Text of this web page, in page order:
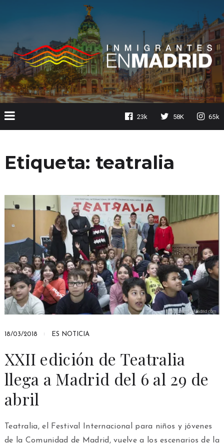
23k 58K 65k
Etiqueta: teatralia
18/03/2018 ES NOTICIA
XXII edición de Teatralia
llega a Madrid del 6 al 29 de
abril
Teatralia, el Festival Internacional para niños y jóvenes
de la Comunidad de Madrid, vuelve a los escenarios de la